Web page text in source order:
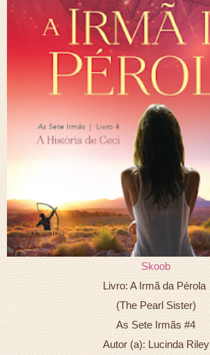
Skoob
Livro: A Irmã da Pérola
(The Pearl Sister)
As Sete Irmãs #4
Autor (a): Lucinda Riley